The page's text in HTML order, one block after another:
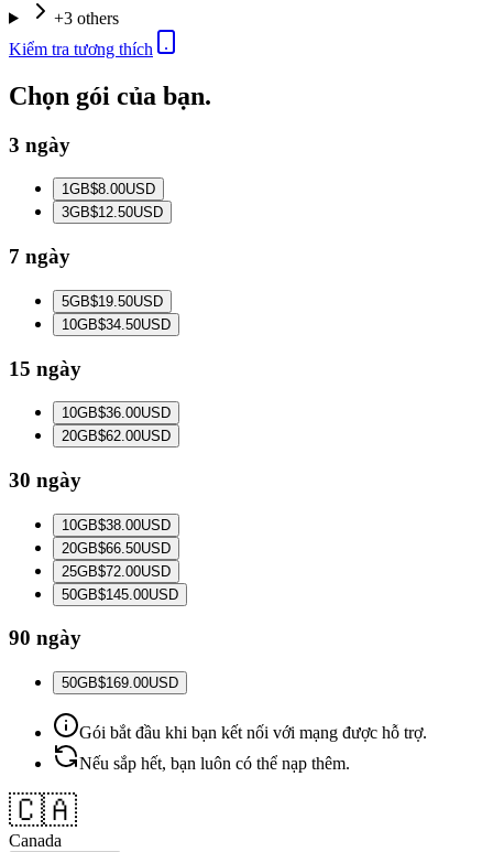
+3 others
Kiểm tra tương thích
Chọn gói của bạn.
3 ngày
1GB$8.00USD
3GB$12.50USD
7 ngày
5GB$19.50USD
10GB$34.50USD
15 ngày
10GB$36.00USD
20GB$62.00USD
30 ngày
10GB$38.00USD
20GB$66.50USD
25GB$72.00USD
50GB$145.00USD
90 ngày
50GB$169.00USD
Gói bắt đầu khi bạn kết nối với mạng được hỗ trợ.
Nếu sắp hết, bạn luôn có thể nạp thêm.
🇨🇦
Canada